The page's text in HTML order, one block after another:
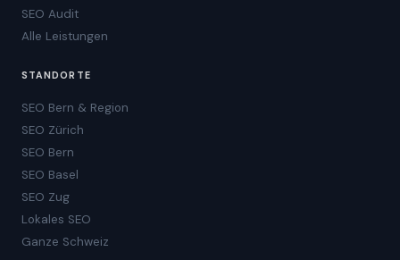
SEO Audit
Alle Leistungen
STANDORTE
SEO Bern & Region
SEO Zürich
SEO Bern
SEO Basel
SEO Zug
Lokales SEO
Ganze Schweiz